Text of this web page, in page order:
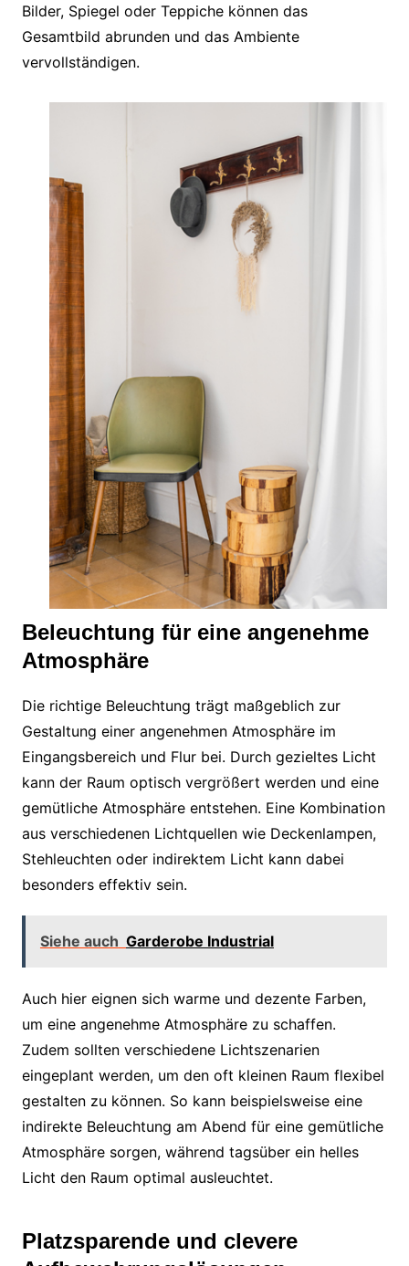
Bilder, Spiegel oder Teppiche können das
Gesamtbild abrunden und das Ambiente
vervollständigen.
Beleuchtung für eine angenehme
Atmosphäre
Die richtige Beleuchtung trägt maßgeblich zur
Gestaltung einer angenehmen Atmosphäre im
Eingangsbereich und Flur bei. Durch gezieltes Licht
kann der Raum optisch vergrößert werden und eine
gemütliche Atmosphäre entstehen. Eine Kombination
aus verschiedenen Lichtquellen wie Deckenlampen,
Stehleuchten oder indirektem Licht kann dabei
besonders effektiv sein.
Siehe auch Garderobe Industrial
Auch hier eignen sich warme und dezente Farben,
um eine angenehme Atmosphäre zu schaffen.
Zudem sollten verschiedene Lichtszenarien
eingeplant werden, um den oft kleinen Raum flexibel
gestalten zu können. So kann beispielsweise eine
indirekte Beleuchtung am Abend für eine gemütliche
Atmosphäre sorgen, während tagsüber ein helles
Licht den Raum optimal ausleuchtet.
Platzsparende und clevere